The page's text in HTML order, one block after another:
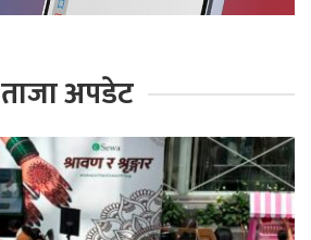
ताजा अपडेट